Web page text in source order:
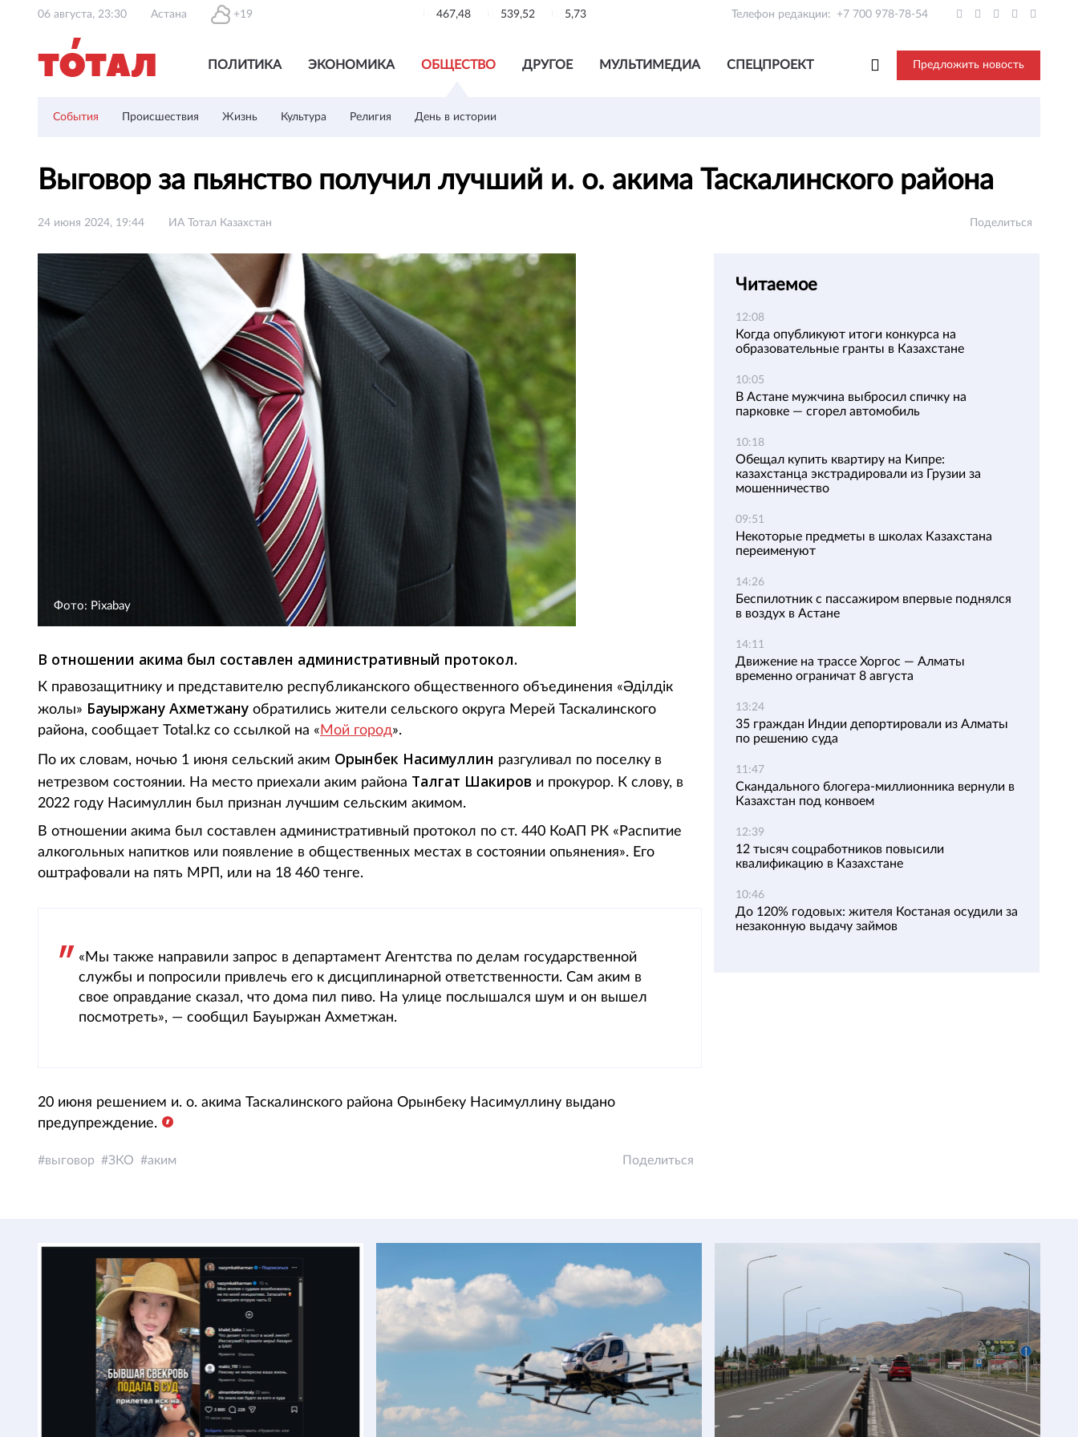
06 августа, 23:30 Астана +19 467,48 539,52 5,73 Телефон редакции: +7 700 978-78-54
ПОЛИТИКА ЭКОНОМИКА ОБЩЕСТВО ДРУГОЕ МУЛЬТИМЕДИА СПЕЦПРОЕКТ Предложить новость
События Происшествия Жизнь Культура Религия День в истории
Выговор за пьянство получил лучший и. о. акима Таскалинского района
24 июня 2024, 19:44 ИА Тотал Казахстан Поделиться
Фото: Pixabay
В отношении акима был составлен административный протокол.
К правозащитнику и представителю республиканского общественного объединения «Әділдік
жолы» Бауыржану Ахметжану обратились жители сельского округа Мерей Таскалинского
района, сообщает Total.kz со ссылкой на « Мой город».
По их словам, ночью 1 июня сельский аким Орынбек Насимуллин разгуливал по поселку в
нетрезвом состоянии. На место приехали аким района Талгат Шакиров и прокурор. К слову, в
2022 году Насимуллин был признан лучшим сельским акимом.
В отношении акима был составлен административный протокол по ст. 440 КоАП РК «Распитие
алкогольных напитков или появление в общественных местах в состоянии опьянения». Его
оштрафовали на пять МРП, или на 18 460 тенге.
«Мы также направили запрос в департамент Агентства по делам государственной
службы и попросили привлечь его к дисциплинарной ответственности. Сам аким в
свое оправдание сказал, что дома пил пиво. На улице послышался шум и он вышел
посмотреть», — сообщил Бауыржан Ахметжан.
20 июня решением и. о. акима Таскалинского района Орынбеку Насимуллину выдано
предупреждение.
выговор ЗКО аким Поделиться
Читаемое
12:08
Когда опубликуют итоги конкурса на
образовательные гранты в Казахстане
10:05
В Астане мужчина выбросил спичку на
парковке — сгорел автомобиль
10:18
Обещал купить квартиру на Кипре:
казахстанца экстрадировали из Грузии за
мошенничество
09:51
Некоторые предметы в школах Казахстана
переименуют
14:26
Беспилотник с пассажиром впервые поднялся
в воздух в Астане
14:11
Движение на трассе Хоргос — Алматы
временно ограничат 8 августа
13:24
35 граждан Индии депортировали из Алматы
по решению суда
11:47
Скандального блогера-миллионника вернули в
Казахстан под конвоем
12:39
12 тысяч соцработников повысили
квалификацию в Казахстане
10:46
До 120% годовых: жителя Костаная осудили за
незаконную выдачу займов